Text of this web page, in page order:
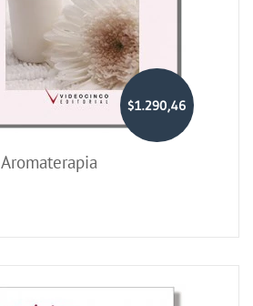
$1.290,46
Aromaterapia